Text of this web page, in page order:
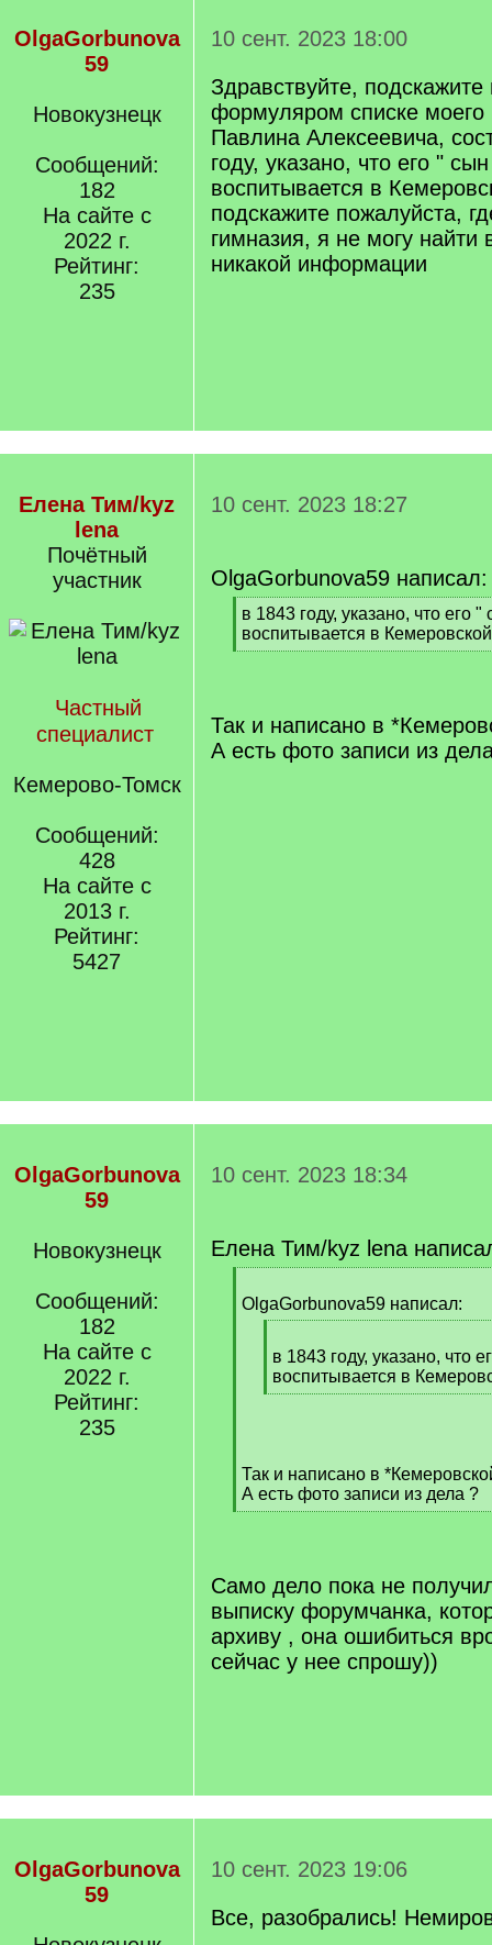
OlgaGorbunova
59
Новокузнецк
Сообщений:
182
На сайте с
2022 г.
Рейтинг:
235
10 сент. 2023 18:00
Здравствуйте,
формуляром списке моего
Павлина Алексеевича,
году, указано, что его "
воспитывается в
подскажите пожалуйста,
гимназия, я не могу найти
никакой информации
Елена Тим/kyz
lena
Почётный
участник
Частный
специалист
Кемерово-Томск
Сообщений:
428
На сайте с
2013 г.
Рейтинг:
5427
10 сент. 2023 18:27
OlgaGorbunova59 написал:
[
q
]
в 1843 году, указано, что его
воспитывается в
[
Так и написано в
А есть фото записи из
OlgaGorbunova
59
Новокузнецк
Сообщений:
182
На сайте с
2022 г.
Рейтинг:
235
10 сент. 2023 18:34
Елена Тим/kyz lena
q
OlgaGorbunova59 написал:
q
]
в 1843 году, указано, что
воспитывается в
[
Так и написано в
А есть фото записи из дела ?
[
Само дело пока не
выписку форумчанка,
архиву , она ошибиться
сейчас у нее спрошу))
OlgaGorbunova
59
10 сент. 2023 19:06
Все, разобрались!